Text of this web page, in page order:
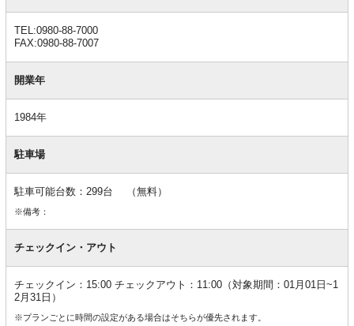
TEL:0980-88-7000
FAX:0980-88-7007
開業年
1984年
駐車場
駐車可能台数：299台 （無料）
※備考：
チェックイン・アウト
チェックイン：15:00 チェックアウト：11:00（対象期間：01月01日~1
2月31日）
※プランごとに時間の設定がある場合はそちらが優先されます。